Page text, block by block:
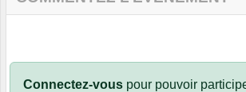
Connectez-vous pour pouvoir